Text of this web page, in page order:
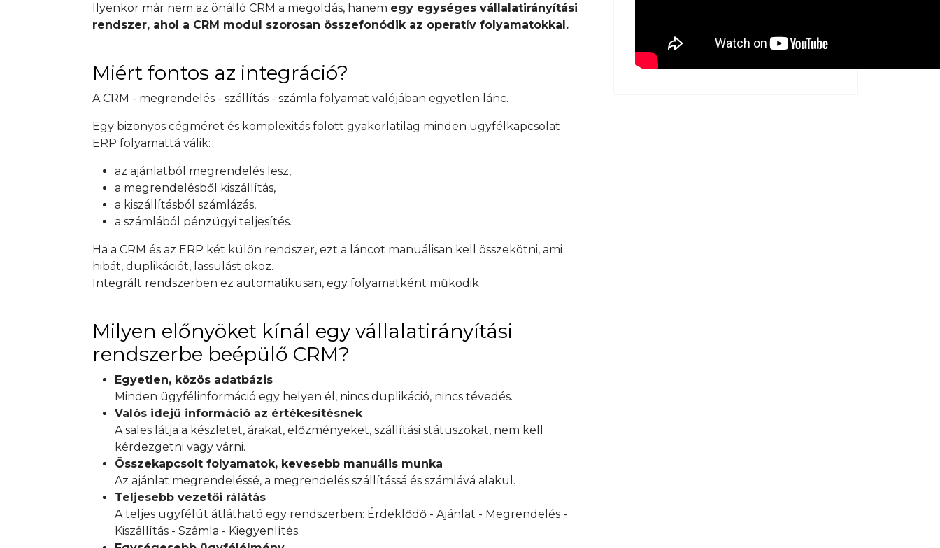
Ilyenkor már nem az önálló CRM a megoldás, hanem egy egységes vállalatirányítási
rendszer, ahol a CRM modul szorosan összefonódik az operatív folyamatokkal.
Miért fontos az integráció?
A CRM - megrendelés - szállítás - számla folyamat valójában egyetlen lánc.
Egy bizonyos cégméret és komplexitás fölött gyakorlatilag minden ügyfélkapcsolat
ERP folyamattá válik:
az ajánlatból megrendelés lesz,
a megrendelésből kiszállítás,
a kiszállításból számlázás,
a számlából pénzügyi teljesítés.
Ha a CRM és az ERP két külön rendszer, ezt a láncot manuálisan kell összekötni, ami
hibát, duplikációt, lassulást okoz.
Integrált rendszerben ez automatikusan, egy folyamatként működik.
Milyen előnyöket kínál egy vállalatirányítási
rendszerbe beépülő CRM?
Egyetlen, közös adatbázis
Minden ügyfélinformáció egy helyen él, nincs duplikáció, nincs tévedés.
Valós idejű információ az értékesítésnek
A sales látja a készletet, árakat, előzményeket, szállítási státuszokat, nem kell
kérdezgetni vagy várni.
Összekapcsolt folyamatok, kevesebb manuális munka
Az ajánlat megrendeléssé, a megrendelés szállítássá és számlává alakul.
Teljesebb vezetői rálátás
A teljes ügyfélút átlátható egy rendszerben: Érdeklődő - Ajánlat - Megrendelés -
Kiszállítás - Számla - Kiegyenlítés.